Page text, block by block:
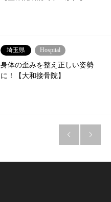
埼玉県 Hospital
身体の歪みを整え正しい姿勢
に！【大和接骨院】
 